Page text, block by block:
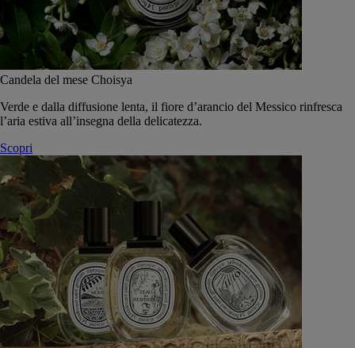
Candela del mese Choisya
Verde e dalla diffusione lenta, il fiore d’arancio del Messico rinfresca
l’aria estiva all’insegna della delicatezza.
Scopri